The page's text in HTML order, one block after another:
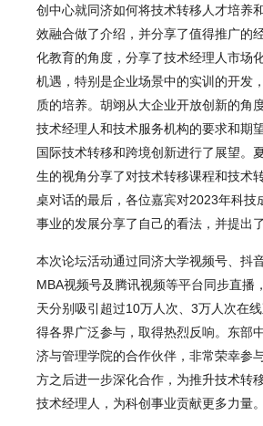
创中心就同济如何将技术转移人才培养
效融合做了介绍，并分享了值得推广的
化教育的角度，分享了技术经理人市场
机遇，特别是企业场景中的实训的开发
质的培养。胡翊从大企业开放创新的角
技术经理人和技术服务机构的要求和期
国际技术转移和跨境创新进行了展望。
生的视角分享了对技术转移课程和技术
桌对话的最后，各位嘉宾对2023年科技
事业的发展分享了自己的看法，并提出
本次论坛活动通过同济大学视频号、抖
MBA视频号及腾讯视频等平台同步直播
天分别吸引超过10万人次、3万人次在
得各界广泛参与，取得热烈反响。东部
济与管理学院的合作伙伴，非常荣幸参
方之后进一步深化合作，为推升技术转
技术经理人，为科创事业贡献更多力量。